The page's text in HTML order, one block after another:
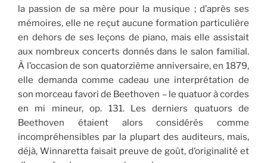
la passion de sa mère pour la musique ; d’après ses
mémoires, elle ne reçut aucune formation particulière
en dehors de ses leçons de piano, mais elle assistait
aux nombreux concerts donnés dans le salon familial.
À l’occasion de son quatorzième anniversaire, en 1879,
elle demanda comme cadeau une interprétation de
son morceau favori de Beethoven – le quatuor à cordes
en mi mineur, op. 131. Les derniers quatuors de
Beethoven étaient alors considérés comme
incompréhensibles par la plupart des auditeurs, mais,
déjà, Winnaretta faisait preuve de goût, d’originalité et